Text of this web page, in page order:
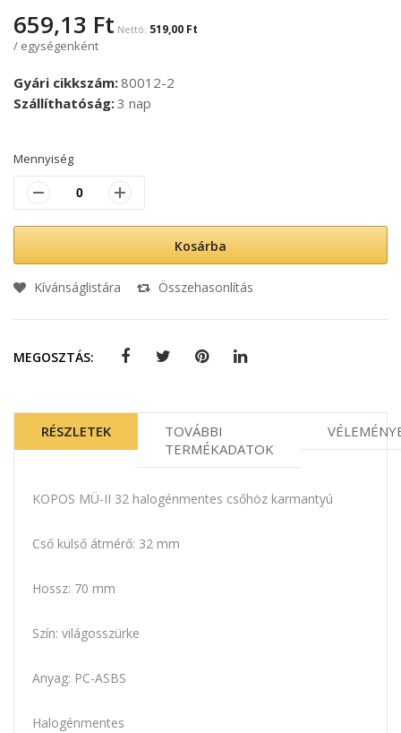
659,13 Ft 519,00 Ft
/ egységenként
Gyári cikkszám 80012-2
Szállíthatóság 3 nap
Mennyiség
Kosárba
Kívánságlistára Összehasonlítás
MEGOSZTÁS:
RÉSZLETEK
TOVÁBBI
TERMÉKADATOK
KOPOS MÜ-II 32 halogénmentes csőhöz karmantyú
Cső külső átmérő: 32 mm
Hossz: 70 mm
Szín: világosszürke
Anyag: PC-ASBS
Halogénmentes